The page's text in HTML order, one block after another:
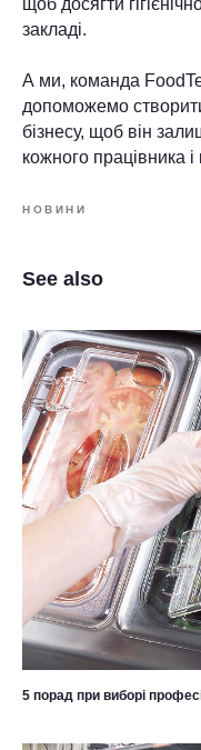
щоб досягти
закладі.
А ми, команда
допоможемо
бізнесу, щоб він
кожного працівника і
НОВИНИ
See also
5 порад при виборі